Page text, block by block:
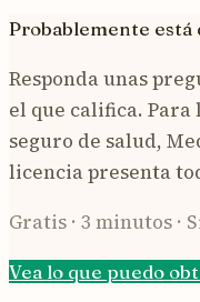
Probablemente está
Responda unas
el que califica. Para
seguro de salud,
licencia presenta
Gratis · 3 minutos ·
Vea lo que puedo